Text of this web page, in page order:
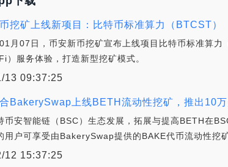
挖矿上线新项目：比特币标准算力（BTCST）
月07日，币安新币挖矿宣布上线项目比特币标准算
）服务体验，打造新型挖矿模式。
13 09:37:25
BakerySwap上线BETH流动性挖矿，推出10
币安智能链（BSC）生态发展，拓展与提高BETH在
用户可享受由BakerySwap提供的BAKE代币流动性挖
12 15:37:25